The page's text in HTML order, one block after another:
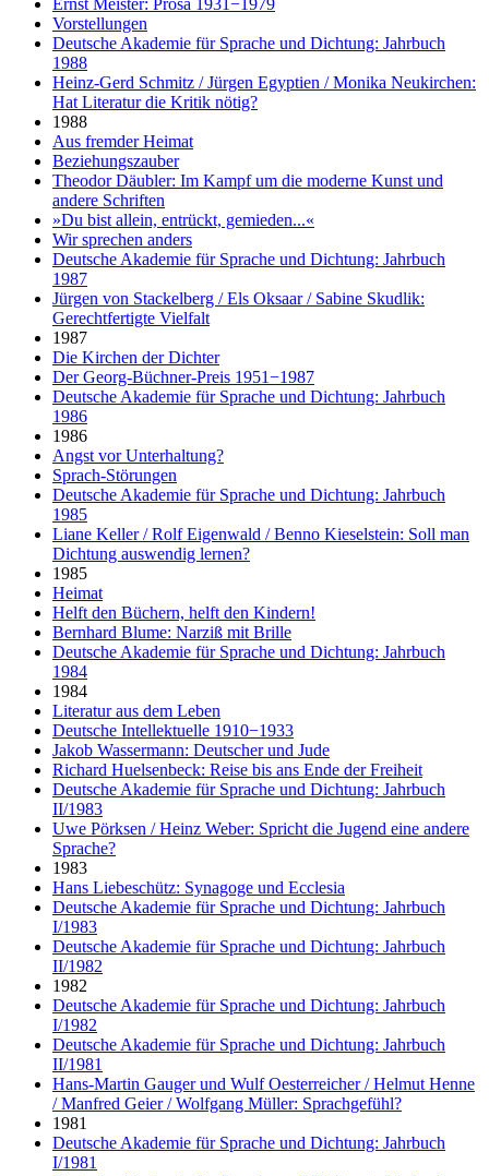
Vorstellungen
Deutsche Akademie für Sprache und Dichtung: Jahrbuch
1988
Heinz-Gerd Schmitz / Jürgen Egyptien / Monika Neukirchen:
Hat Literatur die Kritik nötig?
1988
Aus fremder Heimat
Beziehungszauber
Theodor Däubler: Im Kampf um die moderne Kunst und
andere Schriften
»Du bist allein, entrückt, gemieden...«
Wir sprechen anders
Deutsche Akademie für Sprache und Dichtung: Jahrbuch
1987
Jürgen von Stackelberg / Els Oksaar / Sabine Skudlik:
Gerechtfertigte Vielfalt
1987
Die Kirchen der Dichter
Der Georg-Büchner-Preis 1951−1987
Deutsche Akademie für Sprache und Dichtung: Jahrbuch
1986
1986
Angst vor Unterhaltung?
Sprach-Störungen
Deutsche Akademie für Sprache und Dichtung: Jahrbuch
1985
Liane Keller / Rolf Eigenwald / Benno Kieselstein: Soll man
Dichtung auswendig lernen?
1985
Heimat
Helft den Büchern, helft den Kindern!
Bernhard Blume: Narziß mit Brille
Deutsche Akademie für Sprache und Dichtung: Jahrbuch
1984
1984
Literatur aus dem Leben
Deutsche Intellektuelle 1910−1933
Jakob Wassermann: Deutscher und Jude
Richard Huelsenbeck: Reise bis ans Ende der Freiheit
Deutsche Akademie für Sprache und Dichtung: Jahrbuch
II/1983
Uwe Pörksen / Heinz Weber: Spricht die Jugend eine andere
Sprache?
1983
Hans Liebeschütz: Synagoge und Ecclesia
Deutsche Akademie für Sprache und Dichtung: Jahrbuch
I/1983
Deutsche Akademie für Sprache und Dichtung: Jahrbuch
II/1982
1982
Deutsche Akademie für Sprache und Dichtung: Jahrbuch
I/1982
Deutsche Akademie für Sprache und Dichtung: Jahrbuch
II/1981
Hans-Martin Gauger und Wulf Oesterreicher / Helmut Henne
/ Manfred Geier / Wolfgang Müller: Sprachgefühl?
1981
Deutsche Akademie für Sprache und Dichtung: Jahrbuch
I/1981